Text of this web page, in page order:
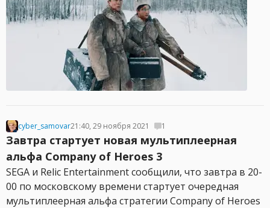
cyber_samovar21:40, 29 ноября 2021 1
Завтра стартует новая мультиплеерная
альфа Company of Heroes 3
SEGA и Relic Entertainment сообщили, что завтра в 20-
00 по московскому времени стартует очередная
мультиплеерная альфа стратегии Company of Heroes